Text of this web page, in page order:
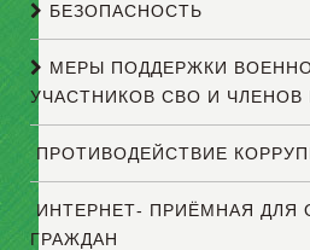
БЕЗОПАСНОСТЬ
МЕРЫ ПОДДЕРЖКИ
УЧАСТНИКОВ СВО И ЧЛЕНОВ
ПРОТИВОДЕЙСТВИЕ
ИНТЕРНЕТ- ПРИЁМНАЯ ДЛЯ
ГРАЖДАН